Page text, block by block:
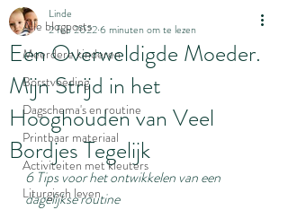
Alle blogposts
Meerdere kinderen
Borstvoeding
Dagschema's en routine
Printbaar materiaal
Activiteiten met kleuters
Liturgisch leven
Een Overweldigde Moeder.
Mijn Strijd in het
Hooghouden van Veel
Bordjes Tegelijk
Linde
2 feb 20226 minuten om te lezen
6 Tips voor het ontwikkelen van een
dagelijkse routine